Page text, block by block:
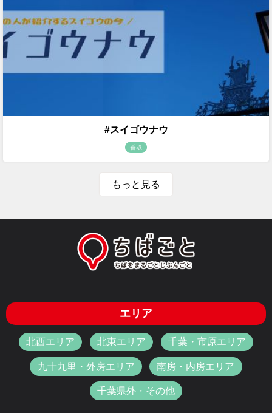
#スイゴウナウ
香取
もっと見る
エリア
北西エリア 北東エリア 千葉・市原エリア
九十九里・外房エリア 南房・内房エリア
千葉県外・その他